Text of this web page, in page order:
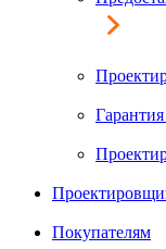
Покупателям